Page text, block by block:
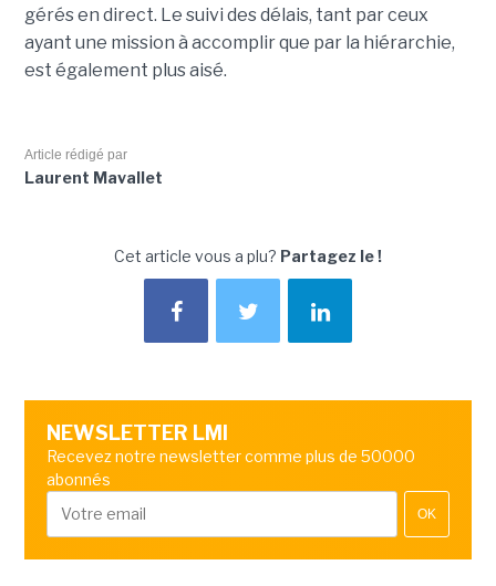
gérés en direct. Le suivi des délais, tant par ceux
ayant une mission à accomplir que par la hiérarchie,
est également plus aisé.
Article rédigé par
Laurent Mavallet
Cet article vous a plu? Partagez le !
NEWSLETTER LMI
Recevez notre newsletter comme plus de 50000
abonnés
OK